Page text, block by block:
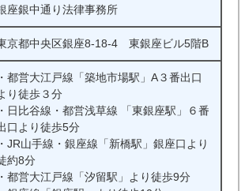
座銀中通り法律事務所
京都中央区銀座8-18-4 東銀座ビル5階B
・都営大江戸線「築地市場駅」A３番出口
り徒歩３分
・日比谷線・都営浅草線 「東銀座駅」６番
口より徒歩5分
・JR山手線・銀座線「新橋駅」銀座口より
約8分
・都営大江戸線「汐留駅」より徒歩9分